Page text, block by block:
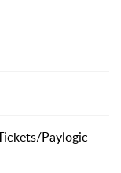
Paylogic